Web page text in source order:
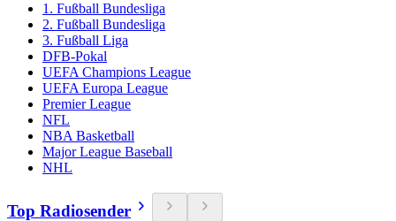
1. Fußball Bundesliga
2. Fußball Bundesliga
3. Fußball Liga
DFB-Pokal
UEFA Champions League
UEFA Europa League
Premier League
NFL
NBA Basketball
Major League Baseball
NHL
Top Radiosender